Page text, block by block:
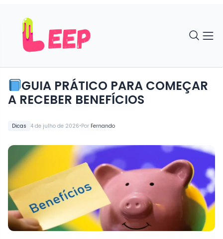
Dicas 4 de julho de 2026•Por Fernando
GUIA PRÁTICO PARA COMEÇAR
A RECEBER BENEFÍCIOS